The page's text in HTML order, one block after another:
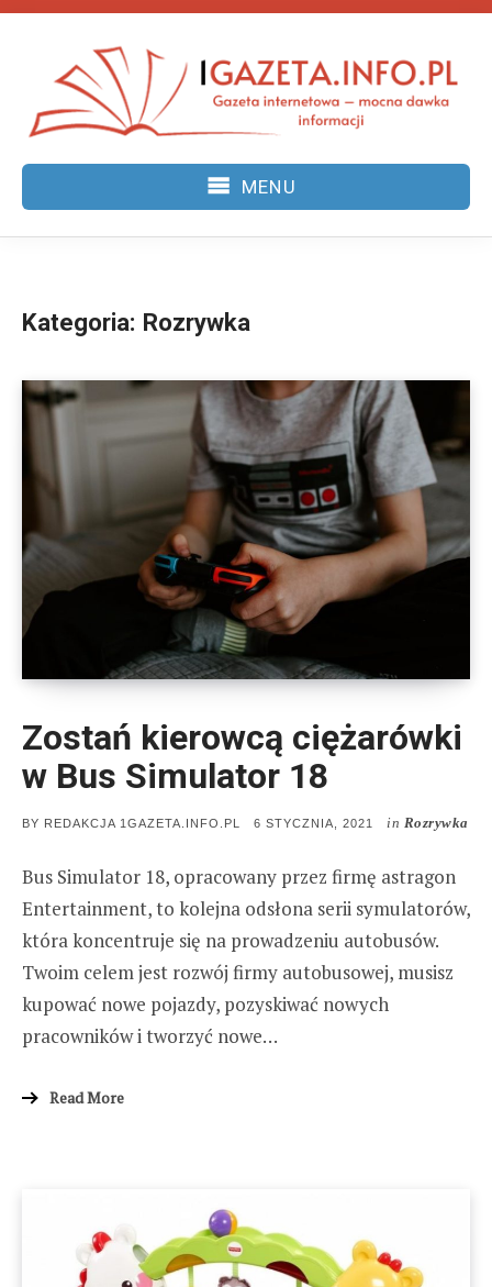
content
MENU
Kategoria: Rozrywka
Zostań kierowcą ciężarówki
w Bus Simulator 18
BY REDAKCJA 1GAZETA.INFO.PL
POSTED
6 STYCZNIA, 2021 in Rozrywka
Bus Simulator 18, opracowany przez firmę astragon
Entertainment, to kolejna odsłona serii symulatorów,
która koncentruje się na prowadzeniu autobusów.
Twoim celem jest rozwój firmy autobusowej, musisz
kupować nowe pojazdy, pozyskiwać nowych
pracowników i tworzyć nowe…
Read More